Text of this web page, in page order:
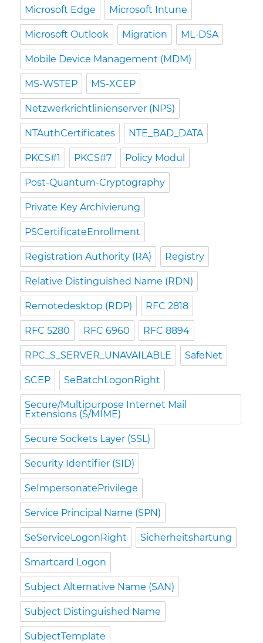
Microsoft Edge Microsoft Intune
Microsoft Outlook Migration ML-DSA
Mobile Device Management (MDM)
MS-WSTEP MS-XCEP
Netzwerkrichtlinienserver (NPS)
NTAuthCertificates NTE_BAD_DATA
PKCS#1 PKCS#7 Policy Modul
Post-Quantum-Cryptography
Private Key Archivierung
PSCertificateEnrollment
Registration Authority (RA) Registry
Relative Distinguished Name (RDN)
Remotedesktop (RDP) RFC 2818
RFC 5280 RFC 6960 RFC 8894
RPC_S_SERVER_UNAVAILABLE SafeNet
SCEP SeBatchLogonRight
Secure/Multipurpose Internet Mail
Extensions (S/MIME)
Secure Sockets Layer (SSL)
Security Identifier (SID)
SeImpersonatePrivilege
Service Principal Name (SPN)
SeServiceLogonRight Sicherheitshärtung
Smartcard Logon
Subject Alternative Name (SAN)
Subject Distinguished Name
SubjectTemplate